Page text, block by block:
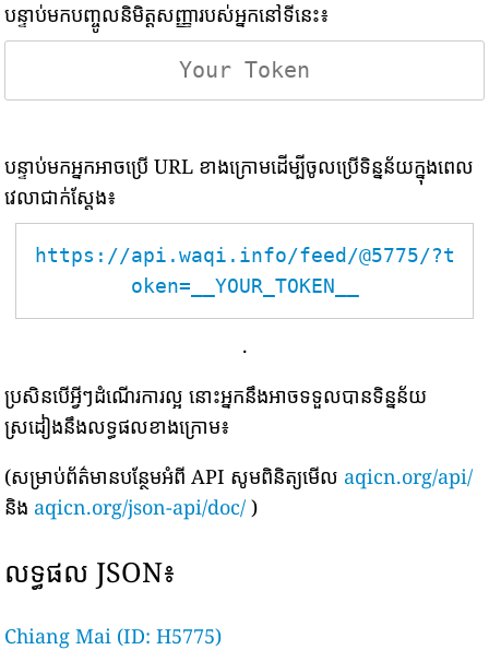
បន្ទាប់មកបញ្ចូលនិមិត្តសញ្ញារបស់អ្នកនៅទីនេះ៖
បន្ទាប់មកអ្នកអាចប្រើ URL ខាងក្រោមដើម្បីចូលប្រើទិន្នន័យក្នុងពេល
វេលាជាក់ស្តែង៖
https://api.waqi.info/feed/@5775/?t
oken=__YOUR_TOKEN__
.
ប្រសិនបើអ្វីៗដំណើរការល្អ នោះអ្នកនឹងអាចទទួលបានទិន្នន័យ
ស្រដៀងនឹងលទ្ធផលខាងក្រោម៖
(សម្រាប់ព័ត៌មានបន្ថែមអំពី API សូមពិនិត្យមើល aqicn.org/api/
និង aqicn.org/json-api/doc/ )
លទ្ធផល JSON៖
Chiang Mai (ID: H5775)